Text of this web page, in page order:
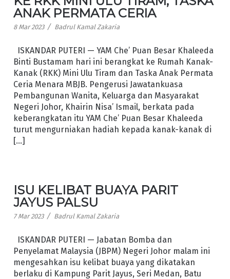
ANAK PERMATA CERIA
8 Mar 2023 / Badrul Kamal Zakaria
ISKANDAR PUTERI — YAM Che’ Puan Besar Khaleeda
Binti Bustamam hari ini berangkat ke Rumah Kanak-
Kanak (RKK) Mini Ulu Tiram dan Taska Anak Permata
Ceria Menara MBJB. Pengerusi Jawatankuasa
Pembangunan Wanita, Keluarga dan Masyarakat
Negeri Johor, Khairin Nisa’ Ismail, berkata pada
keberangkatan itu YAM Che’ Puan Besar Khaleeda
turut mengurniakan hadiah kepada kanak-kanak di
[…]
ISU KELIBAT BUAYA PARIT
JAYUS PALSU
7 Mar 2023 / Badrul Kamal Zakaria
ISKANDAR PUTERI — Jabatan Bomba dan
Penyelamat Malaysia (JBPM) Negeri Johor malam ini
mengesahkan isu kelibat buaya yang dikatakan
berlaku di Kampung Parit Jayus, Seri Medan, Batu